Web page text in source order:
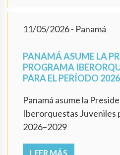
11/05/2026- Panamá
PANAMÁ ASUME LA
PROGRAMA
PARA EL PERÍODO
Panamá asume la
Iberorquestas Juveniles
2026–2029
LEER MÁS